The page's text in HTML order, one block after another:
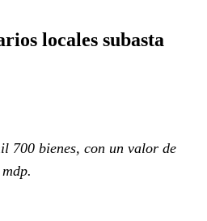
locales subasta
700 bienes, con un valor de